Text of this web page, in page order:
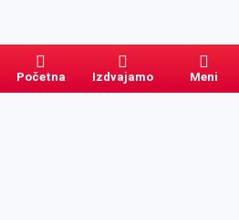
Početna Izdvajamo Meni